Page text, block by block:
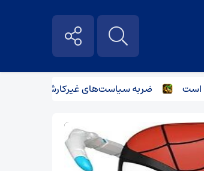
ضربه سیاست‌های غیرکارشناسانه بر صنعت